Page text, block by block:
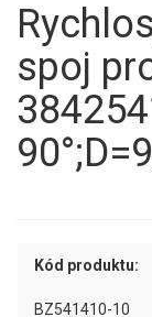
spoj
Kód produktu:
BZ541410-10